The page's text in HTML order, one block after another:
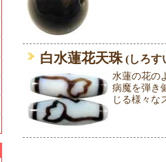
白水蓮花天珠(しろす
水蓮の花の
病魔を弾き
じる様々な